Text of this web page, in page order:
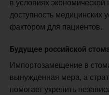
в условиях экономической
доступность медицинских
фактором для пациентов.
Будущее российской
Импортозамещение в
вынужденная мера, а
помогает укрепить